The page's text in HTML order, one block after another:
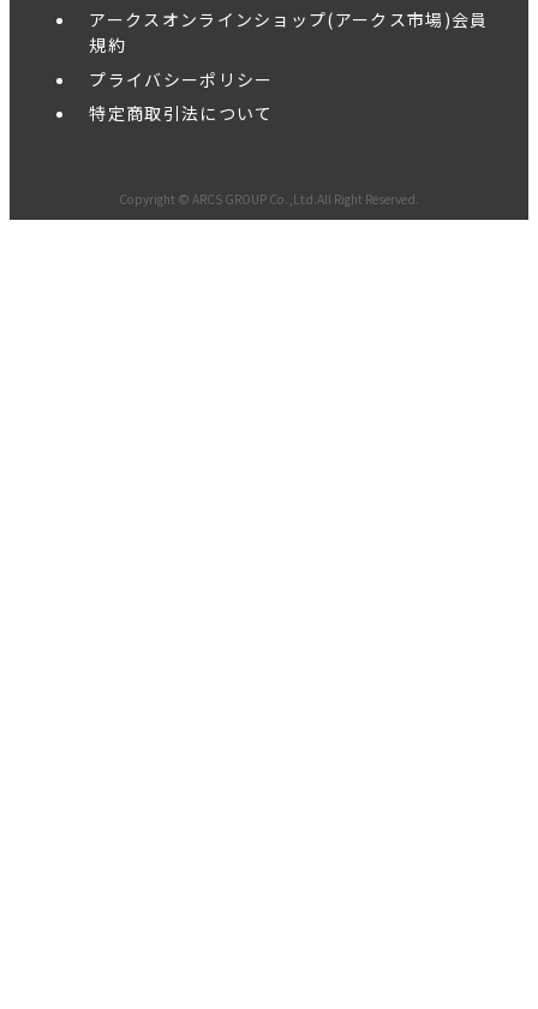
アークスオンラインショップ(アークス市場)会員
規約
プライバシーポリシー
特定商取引法について
Copyright © ARCS GROUP Co.,Ltd.All Right Reserved.